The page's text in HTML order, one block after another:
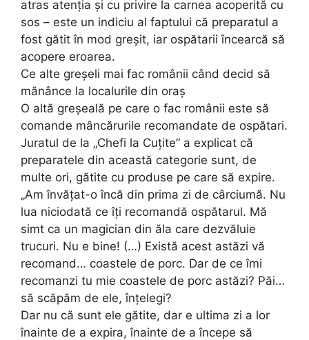
atras atenția și cu privire la carnea acoperită cu
sos – este un indiciu al faptului că preparatul a
fost gătit în mod greșit, iar ospătarii încearcă să
acopere eroarea.
Ce alte greșeli mai fac românii când decid să
mănânce la localurile din oraș
O altă greșeală pe care o fac românii este să
comande mâncărurile recomandate de ospătari.
Juratul de la „Chefi la Cuțite” a explicat că
preparatele din această categorie sunt, de
multe ori, gătite cu produse pe care să expire.
„Am învățat-o încă din prima zi de cârciumă. Nu
lua niciodată ce îți recomandă ospătarul. Mă
simt ca un magician din ăla care dezvăluie
trucuri. Nu e bine! (…) Există acest astăzi vă
recomand… coastele de porc. Dar de ce îmi
recomanzi tu mie coastele de porc astăzi? Păi…
să scăpăm de ele, înțelegi?
Dar nu că sunt ele gătite, dar e ultima zi a lor
înainte de a expira, înainte de a începe să